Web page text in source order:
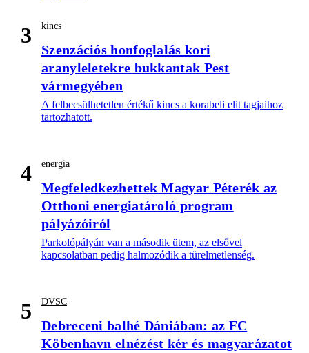
3 kincs
Szenzációs honfoglalás kori
aranyleletekre bukkantak Pest
vármegyében
A felbecsülhetetlen értékű kincs a korabeli elit tagjaihoz
tartozhatott.
4 energia
Megfeledkezhettek Magyar Péterék az
Otthoni energiatároló program
pályázóiról
Parkolópályán van a második ütem, az elsővel
kapcsolatban pedig halmozódik a türelmetlenség.
5 DVSC
Debreceni balhé Dániában: az FC
Köbenhavn elnézést kér és magyarázatot